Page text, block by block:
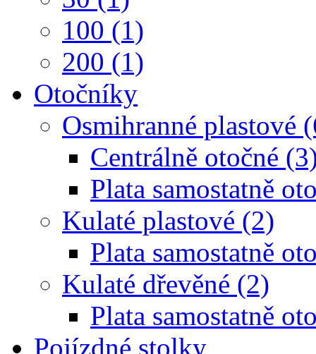
100 (1)
200 (1)
Otočníky
Osmihranné plastové
Centrálně otočné
Plata samostatně
Kulaté plastové (2)
Plata samostatně
Kulaté dřevěné (2)
Plata samostatně
Pojízdné stolky